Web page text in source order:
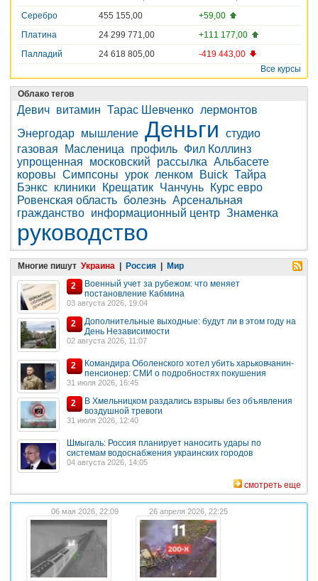
Серебро
455 155,00
+59,00
Платина
24 299 771,00
+111 177,00
Палладий
24 618 805,00
-419 443,00
Все курсы
Облако тегов
Девич витамин Тарас Шевченко лермонтов
Энергодар мышление Деньги
студио
газовая
Масленица профиль Фил Коллинз
упрощенная
московский рассылка Альбасете
коровы Симпсоны урок ленком Buick Тайра
Бэнкс клиники Крещатик Чанчунь
Курс евро
Ровенская область болезнь Арсенальная
гражданство информационный центр Знаменка
руководство
Многие пишут Украина | Россия | Мир
2
Военный учет за рубежом: что меняет
постановление Кабмина
03 августа 2026, 19:04
2
Дополнительные выходные: будут ли в этом году на
День Независимости
02 августа 2026, 11:07
2
Командира Оболенского хотел убить харьковчанин-
пенсионер: СМИ о подробностях покушения
31 июля 2026, 16:45
2
В Хмельницком раздались взрывы без объявления
воздушной тревоги
31 июля 2026, 12:40
Шмыгаль: Россия планирует наносить удары по
системам водоснабжения украинских городов
04 августа 2026, 14:05
смотреть еще
06 мая 2026, 22:09 26 апреля 2026, 22:25